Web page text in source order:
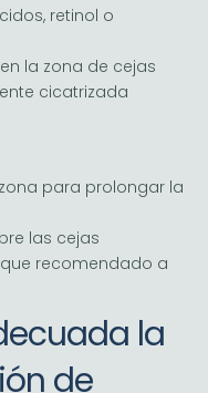
retinol o
la zona de cejas
cicatrizada
para prolongar la
las cejas
recomendado a
la
de